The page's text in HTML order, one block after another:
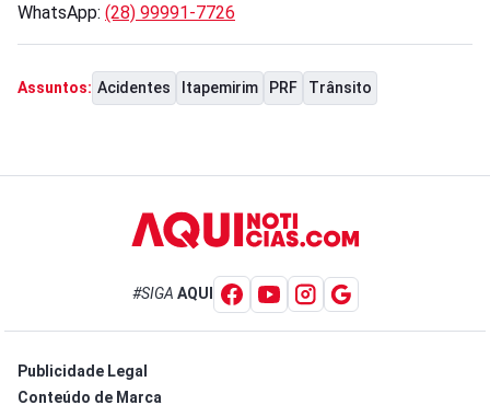
WhatsApp: (28) 99991-7726
Assuntos: Acidentes Itapemirim PRF Trânsito
#SIGA AQUI
Publicidade Legal
Conteúdo de Marca